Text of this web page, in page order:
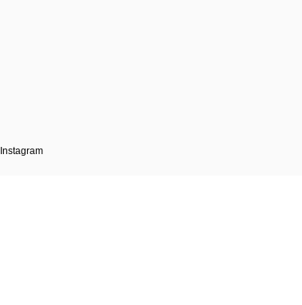
Instagram